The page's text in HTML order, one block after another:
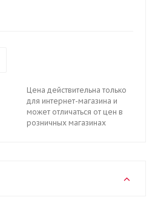
Цена действительна только
для интернет-магазина и
может отличаться от цен в
розничных магазинах